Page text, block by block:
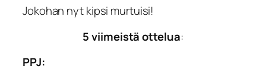
Jokohan nyt kipsi murtuisi!
5 viimeistä ottelua:
PPJ: